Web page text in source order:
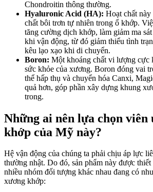
Chondroitin thông thường.
Hyaluronic Acid (HA): Hoạt chất
chất bôi trơn tự nhiên trong ổ khớp.
tăng cường dịch khớp, làm giảm ma
khi vận động, từ đó giảm thiểu tình
kêu lạo xạo khi di chuyển.
Boron: Một khoáng chất vi lượng cực
sức khỏe của xương. Boron đóng vai
thể hấp thụ và chuyển hóa Canxi,
quả hơn, góp phần xây dựng khung
trong.
Những ai nên lựa chọn viên
khớp của Mỹ này?
Hệ vận động của chúng ta phải chịu áp lực
thường nhật. Do đó, sản phẩm này được
nhiều nhóm đối tượng khác nhau đang có
xương khớp: